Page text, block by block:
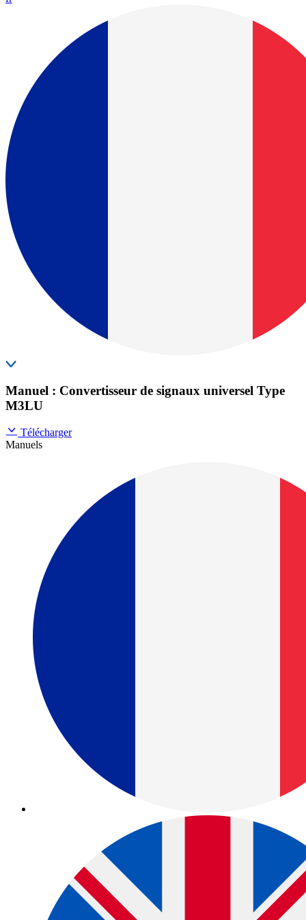
Manuel : Convertisseur de signaux universel Type
M3LU
Télécharger
Manuels